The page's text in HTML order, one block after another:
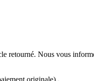
retourné. Nous vous
originale)..